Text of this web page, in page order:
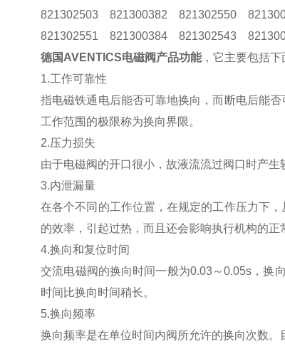
821302503 821300382 821302550
821302551 821300384 821302543
德国AVENTICS电磁阀产品功能，它主要包括下
1.工作可靠性
指电磁铁通电后能否可靠地换向，而断电后能
工作范围的极限称为换向界限。
2.压力损失
由于电磁阀的开口很小，故液流流过阀口时产生
3.内泄漏量
在各个不同的工作位置，在规定的工作压力下
的效率，引起过热，而且还会影响执行机构的正
4.换向和复位时间
交流电磁阀的换向时间一般为0.03～0.05s，换
时间比换向时间稍长。
5.换向频率
换向频率是在单位时间内阀所允许的换向次数。